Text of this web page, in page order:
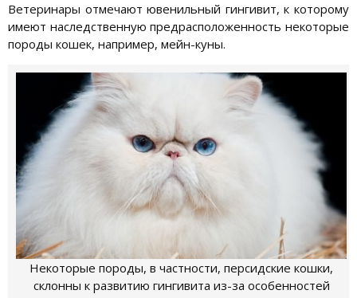
Ветеринары отмечают ювенильный гингивит, к которому
имеют наследственную предрасположенность некоторые
породы кошек, например, мейн-куны.
Некоторые породы, в частности, персидские кошки,
склонны к развитию гингивита из-за особенностей